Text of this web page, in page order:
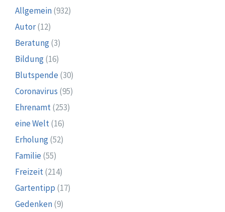
Allgemein(932)
Autor(12)
Beratung(3)
Bildung(16)
Blutspende (30)
Coronavirus (95)
Ehrenamt(253)
eine Welt(16)
Erholung(52)
Familie (55)
Freizeit(214)
Gartentipp (17)
Gedenken(9)